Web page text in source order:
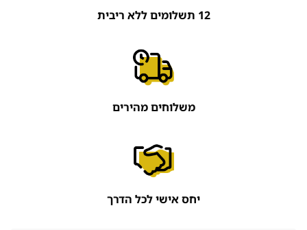
12 תשלומים ללא ריבית
משלוחים מהירים
יחס אישי לכל הדרך